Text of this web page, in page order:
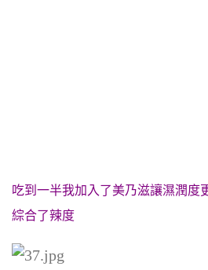
吃到一半我加入了美乃滋讓濕潤度
綜合了辣度